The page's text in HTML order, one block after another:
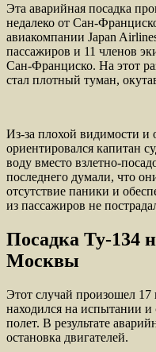
Эта аварийная посадка
недалеко от Сан-
авиакомпании Japan
пассажиров и 11 членов
Сан-Франциско. На этот
стал плотный туман,
Из-за плохой видимости
ориентировался капитан
воду вместо взлетно-
последнего думали, что
отсутствие паники и
из пассажиров не
Посадка Ту-134
Москвы
Этот случай произошел 17
находился на испытании
полет. В результате
остановка двигателей.